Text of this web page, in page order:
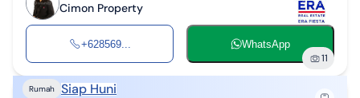
Cimon Property
+628569... WhatsApp
11
Rumah Siap Huni